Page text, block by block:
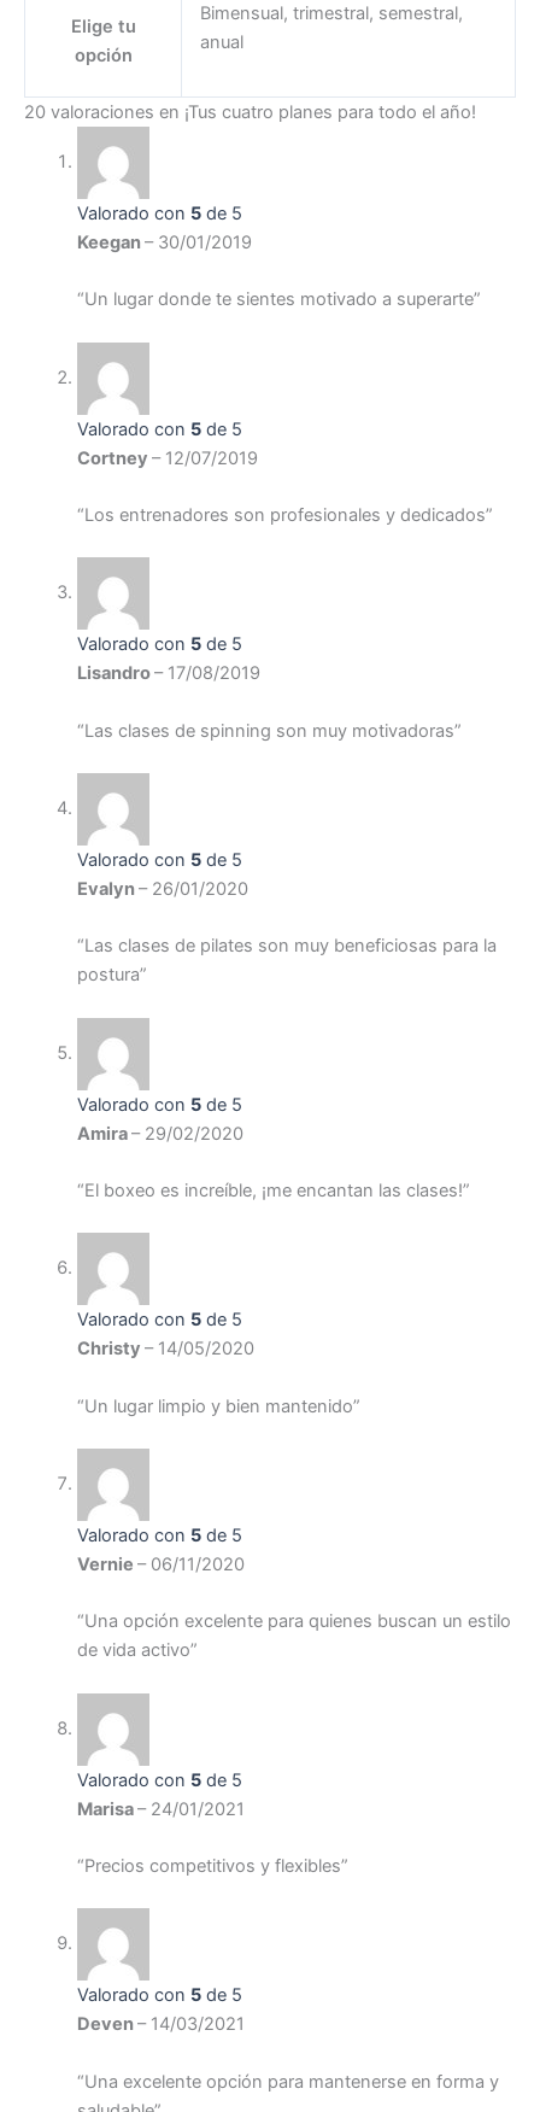
Elige tu
opción
Bimensual, trimestral, semestral,
anual
20 valoraciones en ¡Tus cuatro planes para todo el año!
Valorado con 5de 5
Keegan– 30/01/2019
“Un lugar donde te sientes motivado a superarte”
Valorado con 5de 5
Cortney – 12/07/2019
“Los entrenadores son profesionales y dedicados”
Valorado con 5de 5
Lisandro– 17/08/2019
“Las clases de spinning son muy motivadoras”
Valorado con 5de 5
Evalyn– 26/01/2020
“Las clases de pilates son muy beneficiosas para la
postura”
Valorado con 5de 5
Amira– 29/02/2020
“El boxeo es increíble, ¡me encantan las clases!”
Valorado con 5de 5
Christy – 14/05/2020
“Un lugar limpio y bien mantenido”
Valorado con 5de 5
Vernie – 06/11/2020
“Una opción excelente para quienes buscan un estilo
de vida activo”
Valorado con 5de 5
Marisa– 24/01/2021
“Precios competitivos y flexibles”
Valorado con 5de 5
Deven– 14/03/2021
“Una excelente opción para mantenerse en forma y